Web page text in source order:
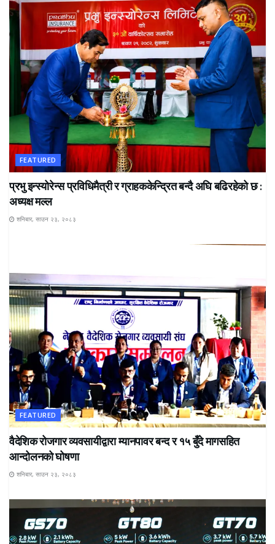
FEATURED
प्रभु इन्स्योरेन्स प्रविधिमैत्री र ग्राहककेन्द्रित बन्दै अघि बढिरहेको छ :
अध्यक्ष मल्ल
शनिबार, साउन २३, २०८३
FEATURED
वैदेशिक रोजगार व्यवसायीद्वारा म्यानपावर बन्द र १५ बुँदे मागसहित
आन्दोलनको घोषणा
शनिबार, साउन २३, २०८३